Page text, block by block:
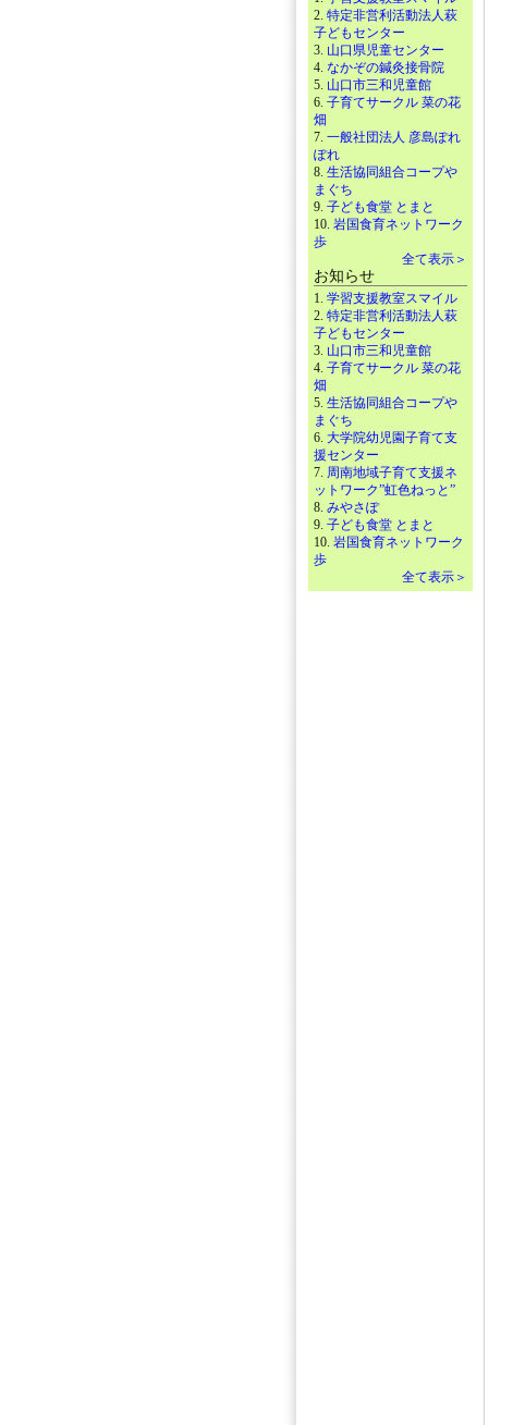
2. 特定非営利活動法人萩
子どもセンター
3. 山口県児童センター
4. なかぞの鍼灸接骨院
5. 山口市三和児童館
6. 子育てサークル 菜の花
畑
7. 一般社団法人 彦島ぽれ
ぽれ
8. 生活協同組合コープや
まぐち
9. 子ども食堂 とまと
10. 岩国食育ネットワーク
歩
全て表示＞
お知らせ
1. 学習支援教室スマイル
2. 特定非営利活動法人萩
子どもセンター
3. 山口市三和児童館
4. 子育てサークル 菜の花
畑
5. 生活協同組合コープや
まぐち
6. 大学院幼児園子育て支
援センター
7. 周南地域子育て支援ネ
ットワーク”虹色ねっと”
8. みやさぽ
9. 子ども食堂 とまと
10. 岩国食育ネットワーク
歩
全て表示＞